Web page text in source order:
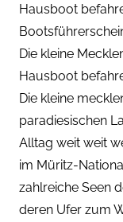
Hausboot
Die kleine
Hausboot
Die kleine
paradiesischen
Alltag weit weit
im Müritz-
zahlreiche Seen
deren Ufer zum